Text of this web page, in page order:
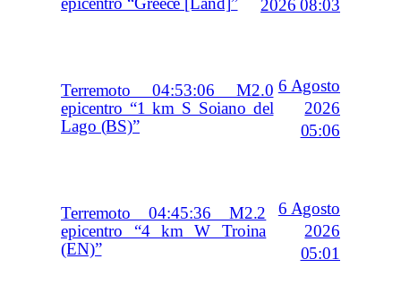
epicentro “Greece [Land]”
2026 08:03
Terremoto 04:53:06 M2.0
epicentro “1 km S Soiano del
Lago (BS)”
6 Agosto
2026
05:06
Terremoto 04:45:36 M2.2
epicentro “4 km W Troina
(EN)”
6 Agosto
2026
05:01